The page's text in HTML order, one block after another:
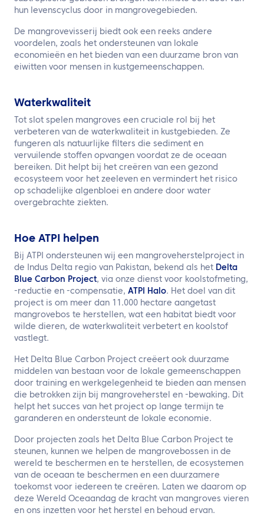
hun levenscyclus door in mangrovegebieden.
De mangrovevisserij biedt ook een reeks andere
voordelen, zoals het ondersteunen van lokale
economieën en het bieden van een duurzame bron van
eiwitten voor mensen in kustgemeenschappen.
Waterkwaliteit
Tot slot spelen mangroves een cruciale rol bij het
verbeteren van de waterkwaliteit in kustgebieden. Ze
fungeren als natuurlijke filters die sediment en
vervuilende stoffen opvangen voordat ze de oceaan
bereiken. Dit helpt bij het creëren van een gezond
ecosysteem voor het zeeleven en vermindert het risico
op schadelijke algenbloei en andere door water
overgebrachte ziekten.
Hoe ATPI helpen
Bij ATPI ondersteunen wij een mangroveherstelproject in
de Indus Delta regio van Pakistan, bekend als het Delta
Blue Carbon Project, via onze dienst voor koolstofmeting,
-reductie en -compensatie, ATPI Halo. Het doel van dit
project is om meer dan 11.000 hectare aangetast
mangrovebos te herstellen, wat een habitat biedt voor
wilde dieren, de waterkwaliteit verbetert en koolstof
vastlegt.
Het Delta Blue Carbon Project creëert ook duurzame
middelen van bestaan voor de lokale gemeenschappen
door training en werkgelegenheid te bieden aan mensen
die betrokken zijn bij mangroveherstel en -bewaking. Dit
helpt het succes van het project op lange termijn te
garanderen en ondersteunt de lokale economie.
Door projecten zoals het Delta Blue Carbon Project te
steunen, kunnen we helpen de mangrovebossen in de
wereld te beschermen en te herstellen, de ecosystemen
van de oceaan te beschermen en een duurzamere
toekomst voor iedereen te creëren. Laten we daarom op
deze Wereld Oceaandag de kracht van mangroves vieren
en ons inzetten voor het herstel en behoud ervan.